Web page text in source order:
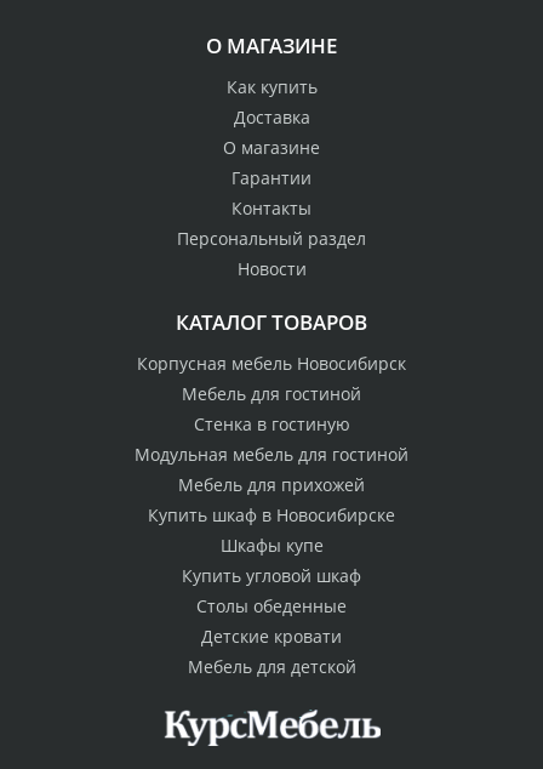
О МАГАЗИНЕ
Как купить
Доставка
О магазине
Гарантии
Контакты
Персональный раздел
Новости
КАТАЛОГ ТОВАРОВ
Корпусная мебель Новосибирск
Мебель для гостиной
Стенка в гостиную
Модульная мебель для гостиной
Мебель для прихожей
Купить шкаф в Новосибирске
Шкафы купе
Купить угловой шкаф
Столы обеденные
Детские кровати
Мебель для детской